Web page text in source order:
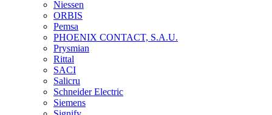
Niessen
ORBIS
Pemsa
PHOENIX CONTACT, S.A.U.
Prysmian
Rittal
SACI
Salicru
Schneider Electric
Siemens